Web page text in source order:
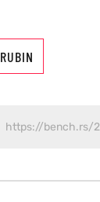
RUBIN